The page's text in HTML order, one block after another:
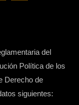
del
Política de los
Derecho de
siguientes: